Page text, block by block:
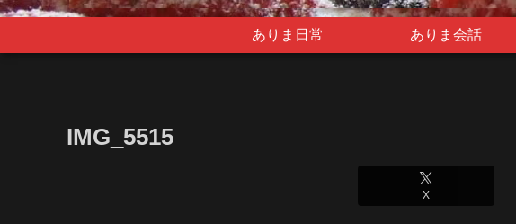
ありま日常 ありま会話
IMG_5515
X